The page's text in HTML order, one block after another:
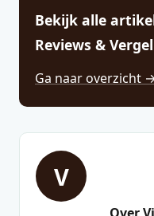
Bekijk alle
Reviews &
Ga naar overzicht
V